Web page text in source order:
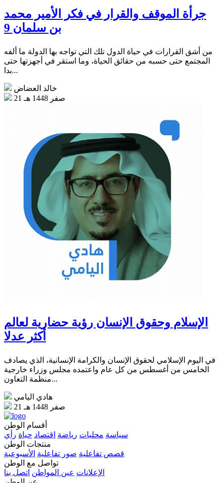
جرأة الموقف والقرار في فكر الأمير محمد
بن سلمان 9
من أشق القرارات في حياة الدول تلك التي تواجه بها الدولة ما ألفه
المجتمع حتى حسبه من حقائق الحياة، وما استقر في أجهزتها حتى
بدا...
خالد العضاض
21 صفر 1448 هـ
الإسلام وحقوق الإنسان رؤية حضارية لعالم
أكثر عدلا
في اليوم الإسلامي لحقوق الإنسان والكرامة الإنسانية، الذي يصادف
الخامس من أغسطس من كل عام واعتمده مجلس وزراء خارجية
منظمة التعاون...
هادي اليامي
21 صفر 1448 هـ
أقسام الوطن
سياسة محليات رياضة اقتصاد حياة رأي
منتجات الوطن
قصص تفاعلية صور تفاعلية الأسبوعية
تواصل مع الوطن
الإعلانات عين المواطن اتصل بنا